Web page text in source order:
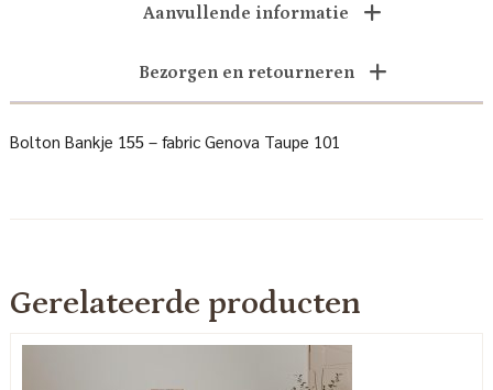
Aanvullende informatie
Bezorgen en retourneren
Bolton Bankje 155 – fabric Genova Taupe 101
Gerelateerde producten